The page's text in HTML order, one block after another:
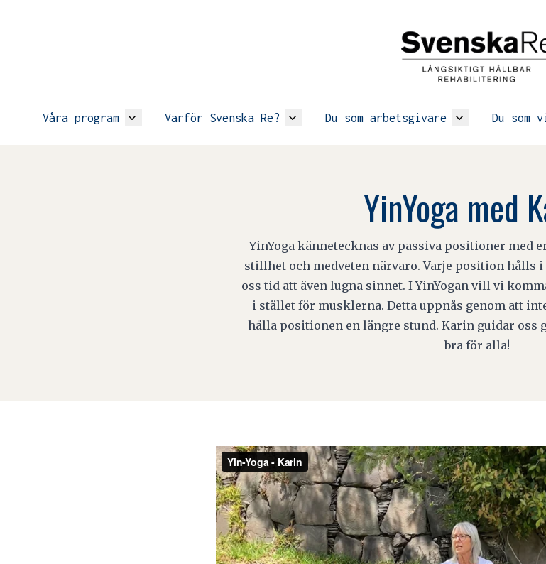
Våra program Varför Svenska Re? Du som arbetsgivare Du som
YinYoga med
YinYoga kännetecknas av passiva positioner med
stillhet och medveten närvaro. Varje position hålls
oss tid att även lugna sinnet. I YinYogan vill vi
i stället för musklerna. Detta uppnås genom att
hålla positionen en längre stund. Karin guidar oss
bra för alla!